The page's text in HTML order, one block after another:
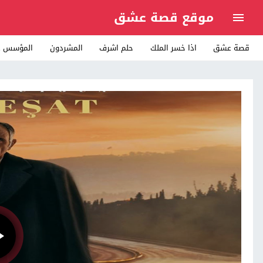
موقع قصة عشق
قصة عشق اذا خسر الملك حلم اشرف المشردون المؤسس